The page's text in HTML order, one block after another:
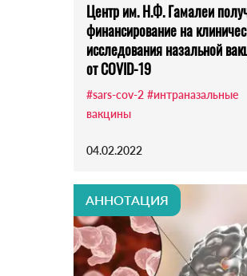
Центр им. Н.Ф. Гамалеи
финансирование на
исследования назальной
от COVID-19
#sars-cov-2 #интраназальные
вакцины
04.02.2022
АННОТАЦИЯ